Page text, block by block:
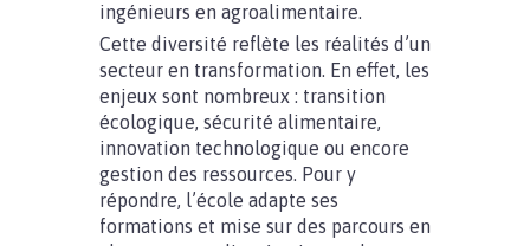
ingénieurs en agroalimentaire.
Cette diversité reflète les réalités d’un
secteur en transformation. En effet, les
enjeux sont nombreux : transition
écologique, sécurité alimentaire,
innovation technologique ou encore
gestion des ressources. Pour y
répondre, l’école adapte ses
formations et mise sur des parcours en